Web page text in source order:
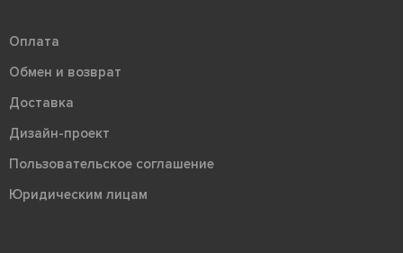
Оплата
Обмен и возврат
Доставка
Дизайн-проект
Пользовательское соглашение
Юридическим лицам